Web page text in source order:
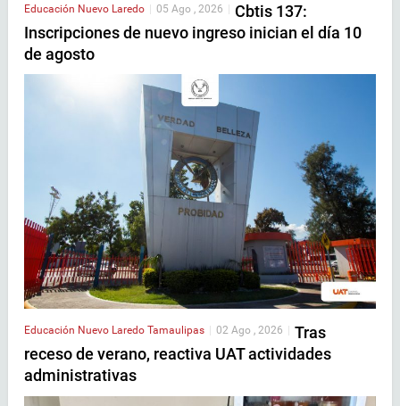
Educación Nuevo Laredo 05 Ago , 2026
Cbtis 137:
Inscripciones de nuevo ingreso inician el día 10
de agosto
Educación Nuevo Laredo Tamaulipas 02 Ago , 2026
Tras
receso de verano, reactiva UAT actividades
administrativas